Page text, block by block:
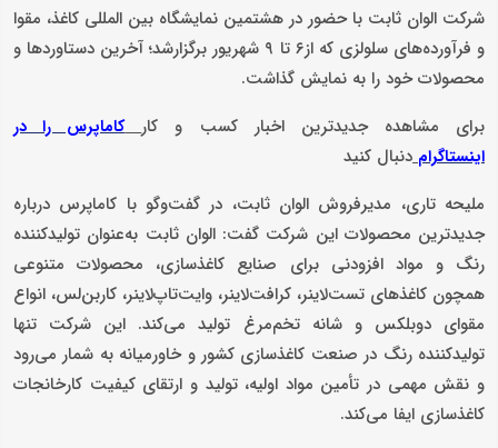
شرکت الوان ثابت با حضور در هشتمین نمایشگاه بین المللی کاغذ، مقوا
و فرآورده‌های سلولزی که از۶ تا ۹ شهریور برگزارشد؛ آخرین دستاوردها و
محصولات خود را به نمایش گذاشت.
برای مشاهده جدیدترین اخبار کسب و کار
کاماپرس را در
اینستاگرام دنبال کنید
ملیحه تاری، مدیرفروش الوان ثابت، در گفت‌وگو با کاماپرس درباره
جدیدترین محصولات این شرکت گفت: الوان ثابت به‌عنوان تولیدکننده
رنگ و مواد افزودنی برای صنایع کاغذسازی، محصولات متنوعی
همچون کاغذهای تست‌لاینر، کرافت‌لاینر، وایت‌تاپ‌لاینر، کاربن‌لس، انواع
مقوای دوبلکس و شانه تخم‌مرغ تولید می‌کند. این شرکت تنها
تولیدکننده رنگ در صنعت کاغذسازی کشور و خاورمیانه به شمار می‌رود
و نقش مهمی در تأمین مواد اولیه، تولید و ارتقای کیفیت کارخانجات
کاغذسازی ایفا می‌کند.